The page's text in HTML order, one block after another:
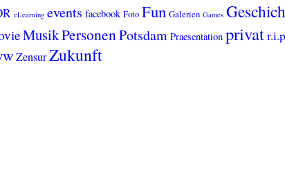
eLearning events facebook Foto Fun Galerien Games
MusikPersonenPotsdam Praesentation privat
ZensurZukunft